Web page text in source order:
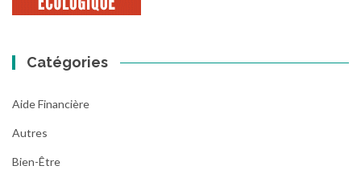
Catégories
Aide Financière
Autres
Bien-Être